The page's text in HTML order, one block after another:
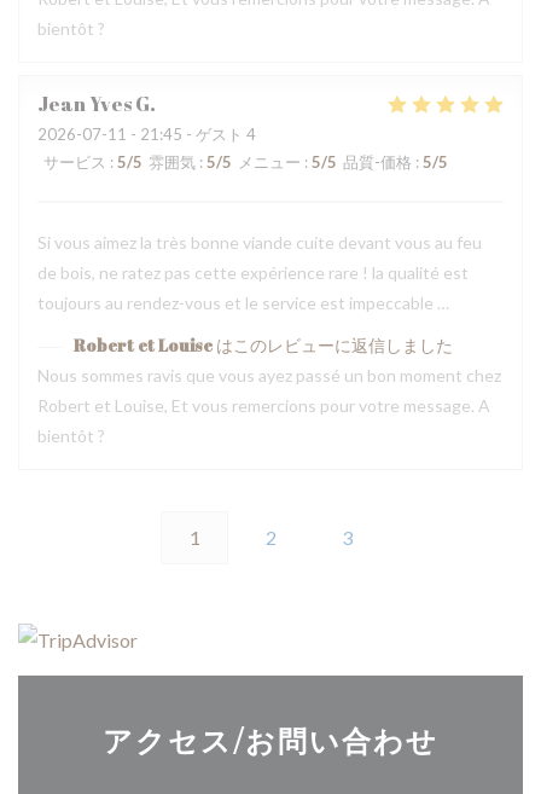
bientôt ?
Jean YvesG
2026-07-11 - 21:45 - ゲスト 4
サービス : 5/5 雰囲気 : 5/5 メニュー : 5/5 品質-価格 : 5/5
Si vous aimez la très bonne viande cuite devant vous au feu
de bois, ne ratez pas cette expérience rare ! la qualité est
toujours au rendez-vous et le service est impeccable …
Robert et Louise はこのレビューに返信しました
Nous sommes ravis que vous ayez passé un bon moment chez
Robert et Louise, Et vous remercions pour votre message. A
bientôt ?
1 2 3
アクセス/お問い合わせ